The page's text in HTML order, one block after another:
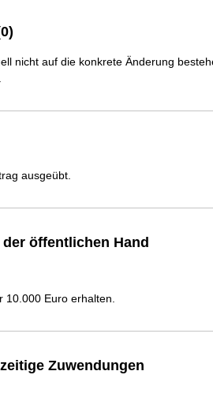
nicht auf die konkrete Änderung
ausgeübt.
öffentlichen Hand
Euro erhalten.
Zuwendungen